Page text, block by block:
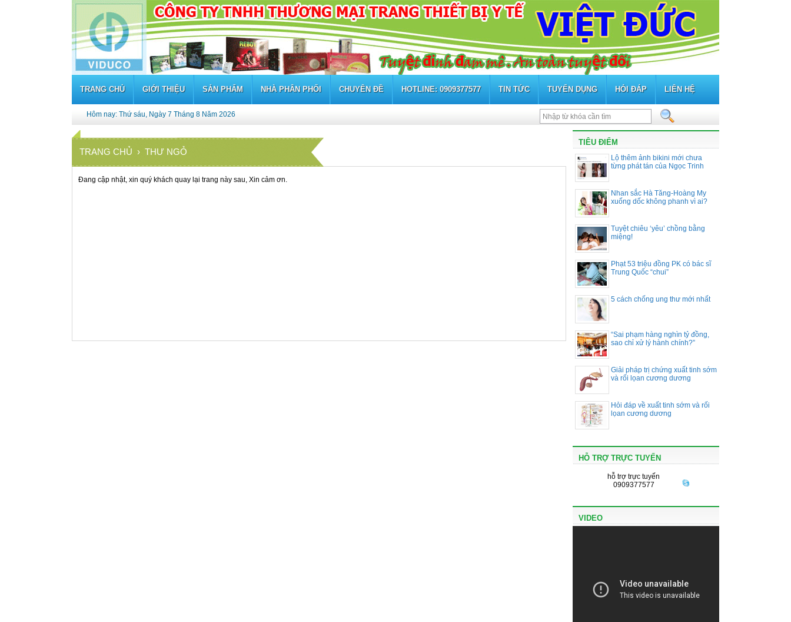
TRANG CHỦ GIỚI THIỆU SẢN PHẨM NHÀ PHÂN PHỐI CHUYÊN ĐỀ HOTLINE: 0909377577 TIN TỨC TUYỂN DỤNG HỎI ĐÁP LIÊN HỆ
Hôm nay: Thứ sáu, Ngày 7 Tháng 8 Năm 2026
TRANG CHỦ › THƯ NGỎ
Đang cập nhật, xin quý khách quay lại trang này sau, Xin cảm ơn.
TIÊU ĐIỂM
Lộ thêm ảnh bikini mới chưa
từng phát tán của Ngọc Trinh
Nhan sắc Hà Tăng-Hoàng My
xuống dốc không phanh vì ai?
Tuyệt chiêu ‘yêu’ chồng bằng
miệng!
Phạt 53 triệu đồng PK có bác sĩ
Trung Quốc “chui”
5 cách chống ung thư mới nhất
“Sai phạm hàng nghìn tỷ đồng,
sao chỉ xử lý hành chính?”
Giải pháp trị chứng xuất tinh sớm
và rối lọan cương dương
Hỏi đáp về xuất tinh sớm và rối
lọan cương dương
HỖ TRỢ TRỰC TUYẾN
hỗ trợ trực tuyến
0909377577
VIDEO